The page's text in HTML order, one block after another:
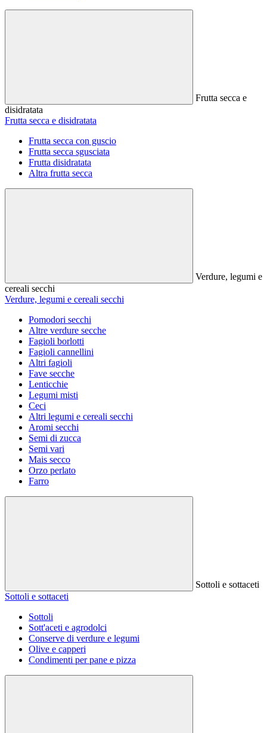
Frutta secca e
disidratata
Frutta secca e disidratata
Frutta secca con guscio
Frutta secca sgusciata
Frutta disidratata
Altra frutta secca
Verdure, legumi e
cereali secchi
Verdure, legumi e cereali secchi
Pomodori secchi
Altre verdure secche
Fagioli borlotti
Fagioli cannellini
Altri fagioli
Fave secche
Lenticchie
Legumi misti
Ceci
Altri legumi e cereali secchi
Aromi secchi
Semi di zucca
Semi vari
Mais secco
Orzo perlato
Farro
Sottoli e sottaceti
Sottoli e sottaceti
Sottoli
Sott'aceti e agrodolci
Conserve di verdure e legumi
Olive e capperi
Condimenti per pane e pizza